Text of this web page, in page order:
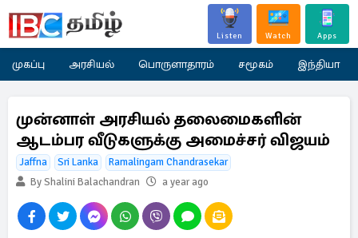
Listen Watch Apps
முகப்பு அரசியல் பொருளாதாரம் சமூகம் இந்தியா
முன்னாள் அரசியல் தலைமைகளின்
ஆடம்பர வீடுகளுக்கு அமைச்சர் விஜயம்
Jaffna Sri Lanka
Ramalingam Chandrasekar
By Shalini Balachandran
a year ago